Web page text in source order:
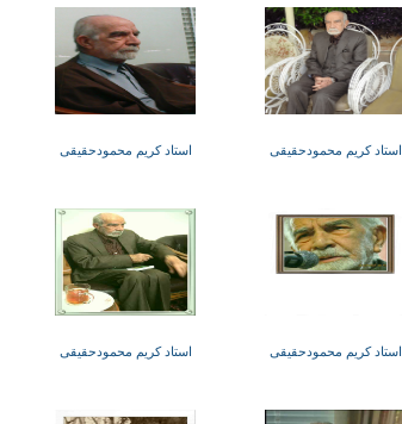
استاد کریم محمودحقیقی استاد کریم محمودحقیقی
استاد کریم محمودحقیقی استاد کریم محمودحقیقی